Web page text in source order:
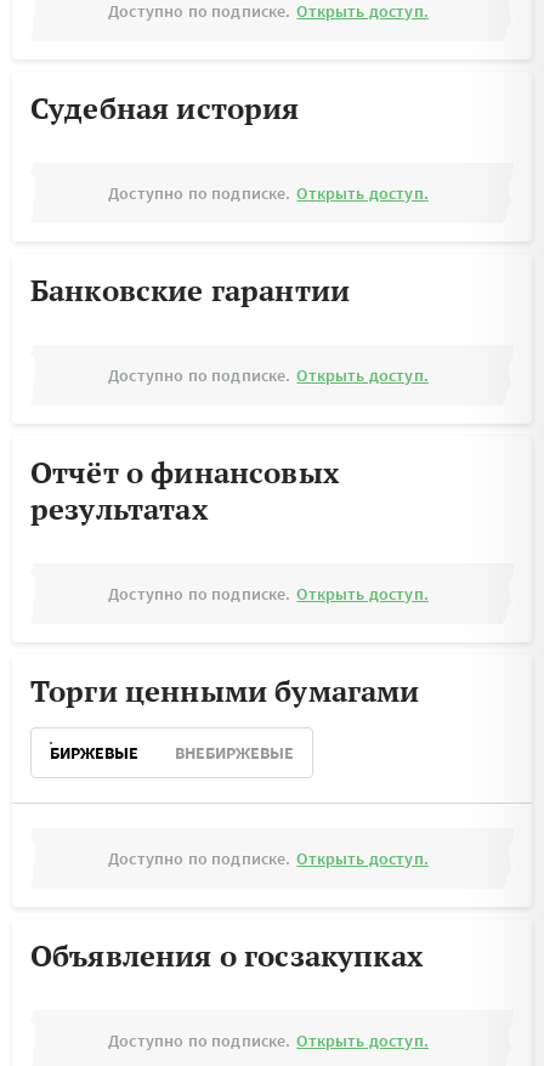
Доступно по подписке. Открыть доступ.
Судебная история
Доступно по подписке. Открыть доступ.
Банковские гарантии
Доступно по подписке. Открыть доступ.
Отчёт о финансовых
результатах
Доступно по подписке. Открыть доступ.
Торги ценными бумагами
БИРЖЕВЫЕ ВНЕБИРЖЕВЫЕ
Доступно по подписке. Открыть доступ.
Объявления о госзакупках
Доступно по подписке. Открыть доступ.